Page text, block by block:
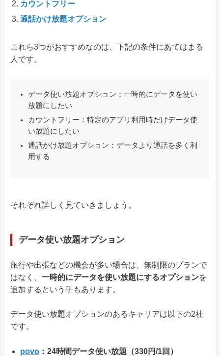
カウントフリー
通話かけ放題オプション
これら3つがおすすめなのは、下記の条件にあてはまる
人です。
データ使い放題オプション： 一時的にデータを使い
放題にしたい
カウントフリー： 特定のアプリ利用時だけデータ使
い放題にしたい
通話かけ放題オプション： データより通話を多く利
用する
それぞれ詳しく見ていきましょう。
データ使い放題オプション
旅行や出張などの機会が多い場合は、無制限のプランで
はなく、 一時的にデータを使い放題にするオプションを
追加するという手もあります。
データ使い放題オプションのあるキャリアは以下の2社
です。
povo ：24時間データ使い放題（330円/1回）